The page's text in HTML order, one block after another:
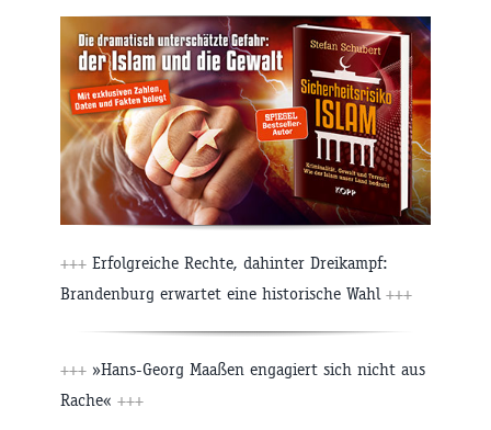
+++ Erfolgreiche Rechte, dahinter Dreikampf:
Brandenburg erwartet eine historische Wahl +++
+++ »Hans-Georg Maaßen engagiert sich nicht aus
Rache« +++